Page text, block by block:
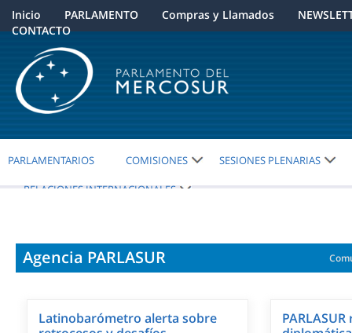
Inicio PARLAMENTO Compras y Llamados
CONTACTO
PARLAMENTARIOS COMISIONES SESIONES PLENARIAS
RELACIONES INTERNACIONALES
Agencia PARLASUR
Latinobarómetro alerta sobre